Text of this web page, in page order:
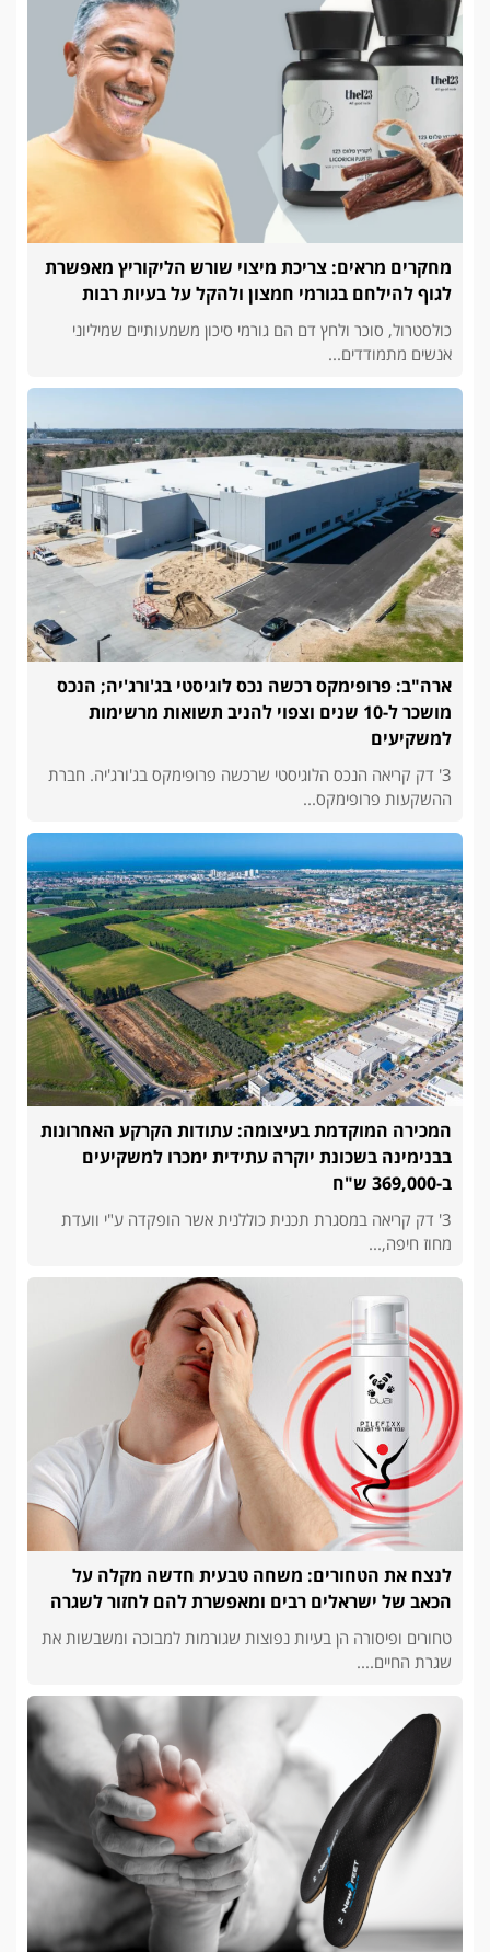
מחקרים מראים: צריכת מיצוי שורש הליקוריץ מאפשרת
לגוף להילחם בגורמי חמצון ולהקל על בעיות רבות
כולסטרול, סוכר ולחץ דם הם גורמי סיכון משמעותיים שמיליוני
אנשים מתמודדים...
ארה"ב: פרופימקס רכשה נכס לוגיסטי בג'ורג'יה; הנכס
מושכר ל-10 שנים וצפוי להניב תשואות מרשימות
למשקיעים
3' דק קריאה הנכס הלוגיסטי שרכשה פרופימקס בג'ורג'יה. חברת
ההשקעות פרופימקס...
המכירה המוקדמת בעיצומה: עתודות הקרקע האחרונות
בבנימינה בשכונת יוקרה עתידית ימכרו למשקיעים
ב-369,000 ש"ח
3' דק קריאה במסגרת תכנית כוללנית אשר הופקדה ע"י וועדת
מחוז חיפה,...
לנצח את הטחורים: משחה טבעית חדשה מקלה על
הכאב של ישראלים רבים ומאפשרת להם לחזור לשגרה
טחורים ופיסורה הן בעיות נפוצות שגורמות למבוכה ומשבשות את
שגרת החיים....